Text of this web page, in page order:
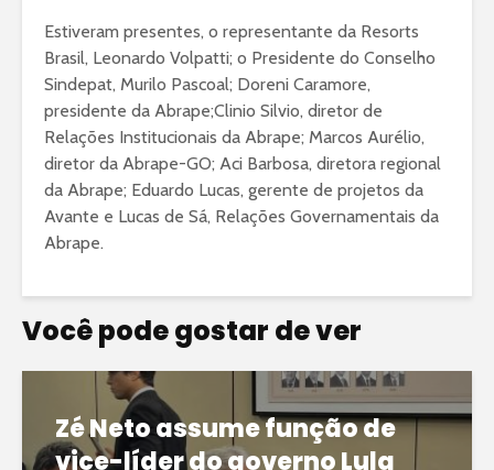
Estiveram presentes, o representante da Resorts
Brasil, Leonardo Volpatti; o Presidente do Conselho
Sindepat, Murilo Pascoal; Doreni Caramore,
presidente da Abrape;Clinio Silvio, diretor de
Relações Institucionais da Abrape; Marcos Aurélio,
diretor da Abrape-GO; Aci Barbosa, diretora regional
da Abrape; Eduardo Lucas, gerente de projetos da
Avante e Lucas de Sá, Relações Governamentais da
Abrape.
Você pode gostar de ver
Zé Neto assume função de
vice-líder do governo Lula